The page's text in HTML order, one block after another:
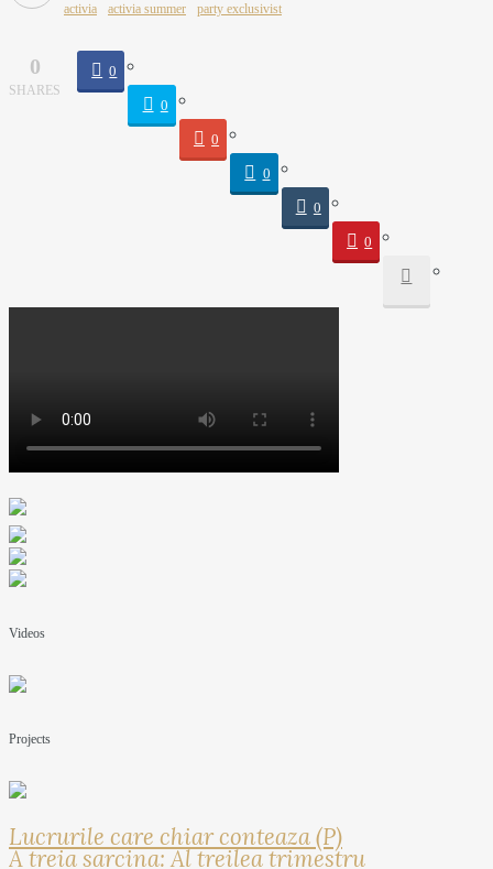
activia activia summer party exclusivist
0
SHARES
0
0
0
0
0
0
Videos
Projects
Lucrurile care chiar conteaza (P)
A treia sarcina: Al treilea trimestru